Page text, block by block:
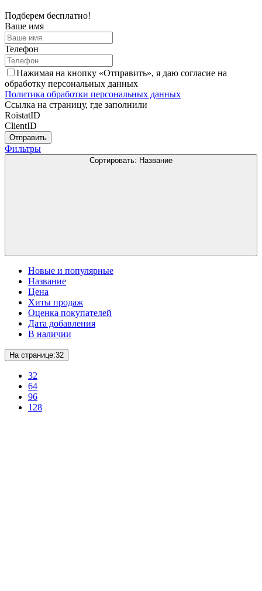
Подберем бесплатно!
Ваше имя
Телефон
Нажимая на кнопку «Отправить», я даю согласие на
обработку персональных данных
Политика обработки персональных данных
Ссылка на страницу, где заполнили
RoistatID
ClientID
Отправить
Фильтры
Сортировать: Название
Новые и популярные
Название
Цена
Хиты продаж
Оценка покупателей
Дата добавления
В наличии
На странице:32
32
64
96
128